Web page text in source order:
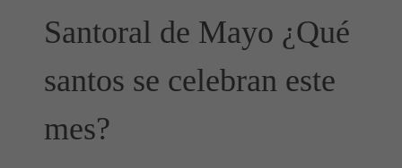
Santoral de Mayo ¿Qué
santos se celebran este
mes?